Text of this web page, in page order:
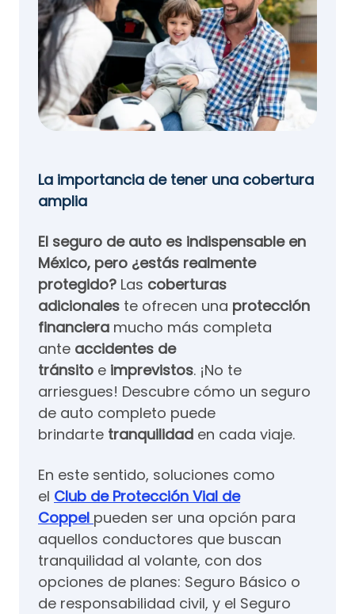
La importancia de tener una cobertura
amplia
El seguro de auto es indispensable en
México, pero ¿estás realmente
protegido? Las coberturas
adicionales te ofrecen una protección
financiera mucho más completa
ante accidentes de
tránsito e imprevistos. ¡No te
arriesgues! Descubre cómo un seguro
de auto completo puede
brindarte tranquilidad en cada viaje.
En este sentido, soluciones como
el Club de Protección Vial de
Coppel pueden ser una opción para
aquellos conductores que buscan
tranquilidad al volante, con dos
opciones de planes: Seguro Básico o
de responsabilidad civil, y el Seguro